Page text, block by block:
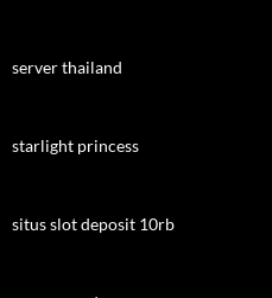
server thailand
starlight princess
situs slot deposit 10rb